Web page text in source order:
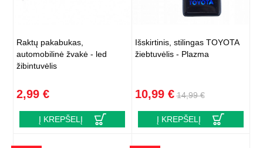
Raktų pakabukas,
automobilinė žvakė - led
žibintuvėlis
2,99 €
Į KREPŠELĮ
Išskirtinis, stilingas TOYOTA
žiebtuvėlis - Plazma
10,99 € 14,99 €
Į KREPŠELĮ